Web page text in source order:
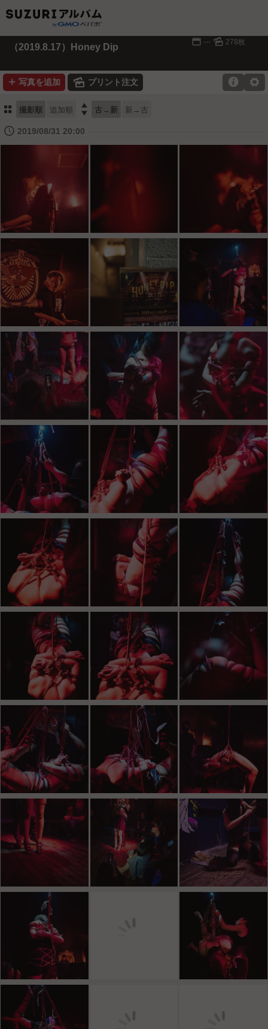
（2019.8.17）Honey Dip 📅 --- 🌄 278枚
➕ 写真を追加 🌄 プリント注文 ⚙

⚏ 撮影順 追加順  古→新 新→古
🕔 2019/08/31 20:00